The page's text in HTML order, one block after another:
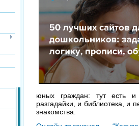
юных граждан: тут есть
разгадайки, и библиотека, и
знакомства.